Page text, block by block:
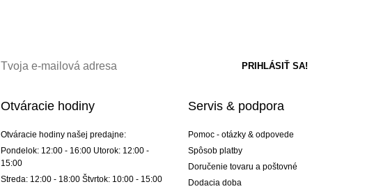
Otváracie hodiny
Otváracie hodiny našej predajne:
Pondelok: 12:00 - 16:00 Utorok: 12:00 -
15:00
Streda: 12:00 - 18:00 Štvrtok: 10:00 - 15:00
Servis & podpora
Pomoc - otázky & odpovede
Spôsob platby
Doručenie tovaru a poštovné
Dodacia doba